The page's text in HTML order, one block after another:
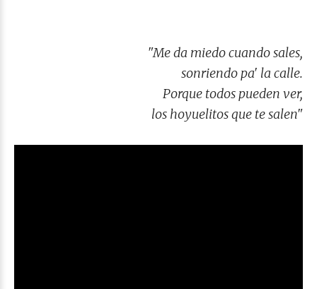
"Me da miedo cuando sales,
sonriendo pa' la calle.
Porque todos pueden ver,
los hoyuelitos que te salen"